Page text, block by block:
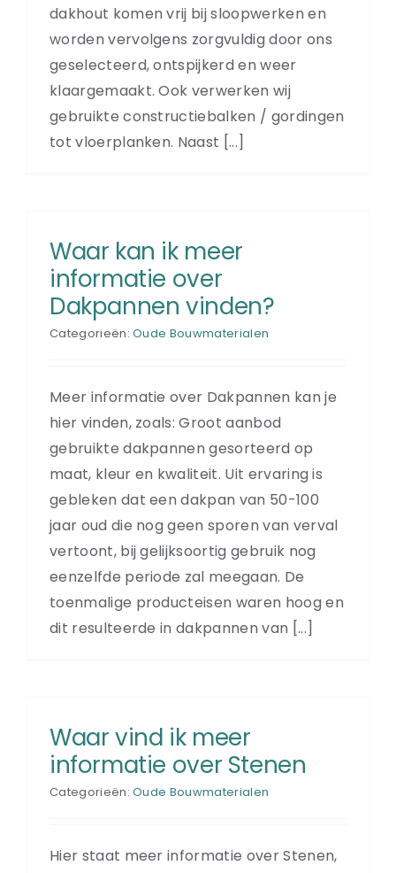
dakhout komen vrij bij sloopwerken en
worden vervolgens zorgvuldig door ons
geselecteerd, ontspijkerd en weer
klaargemaakt. Ook verwerken wij
gebruikte constructiebalken / gordingen
tot vloerplanken. Naast [...]
Waar kan ik meer
informatie over
Dakpannen vinden?
Categorieën:Oude Bouwmaterialen
Meer informatie over Dakpannen kan je
hier vinden, zoals: Groot aanbod
gebruikte dakpannen gesorteerd op
maat, kleur en kwaliteit. Uit ervaring is
gebleken dat een dakpan van 50-100
jaar oud die nog geen sporen van verval
vertoont, bij gelijksoortig gebruik nog
eenzelfde periode zal meegaan. De
toenmalige producteisen waren hoog en
dit resulteerde in dakpannen van [...]
Waar vind ik meer
informatie over Stenen
Categorieën:Oude Bouwmaterialen
Hier staat meer informatie over Stenen,